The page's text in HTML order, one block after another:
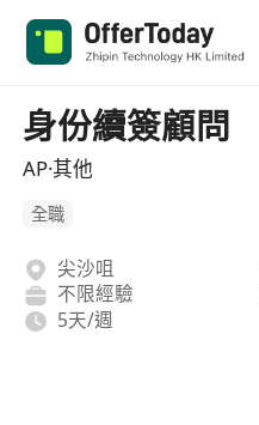
身份續簽顧問
AP·其他
全職
尖沙咀
不限經驗
5天/週